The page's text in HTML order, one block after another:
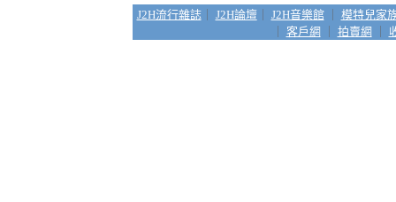
J2H流行雜誌｜ J2H論壇｜ J2H音樂館｜ 模特兒家
客戶網 拍賣網